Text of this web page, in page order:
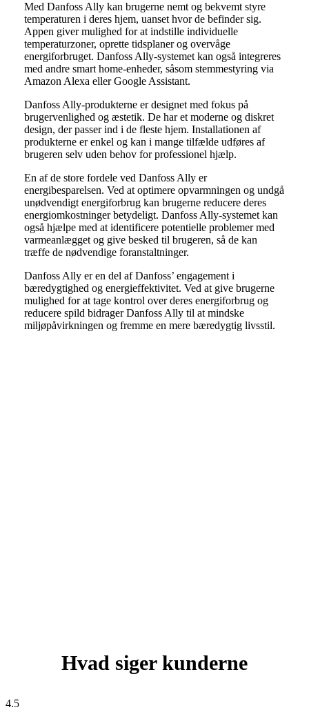
Med Danfoss Ally kan brugerne nemt og bekvemt styre
temperaturen i deres hjem, uanset hvor de befinder sig.
Appen giver mulighed for at indstille individuelle
temperaturzoner, oprette tidsplaner og overvåge
energiforbruget. Danfoss Ally-systemet kan også integreres
med andre smart home-enheder, såsom stemmestyring via
Amazon Alexa eller Google Assistant.
Danfoss Ally-produkterne er designet med fokus på
brugervenlighed og æstetik. De har et moderne og diskret
design, der passer ind i de fleste hjem. Installationen af
produkterne er enkel og kan i mange tilfælde udføres af
brugeren selv uden behov for professionel hjælp.
En af de store fordele ved Danfoss Ally er
energibesparelsen. Ved at optimere opvarmningen og undgå
unødvendigt energiforbrug kan brugerne reducere deres
energiomkostninger betydeligt. Danfoss Ally-systemet kan
også hjælpe med at identificere potentielle problemer med
varmeanlægget og give besked til brugeren, så de kan
træffe de nødvendige foranstaltninger.
Danfoss Ally er en del af Danfoss’ engagement i
bæredygtighed og energieffektivitet. Ved at give brugerne
mulighed for at tage kontrol over deres energiforbrug og
reducere spild bidrager Danfoss Ally til at mindske
miljøpåvirkningen og fremme en mere bæredygtig livsstil.
Hvad siger kunderne
4.5